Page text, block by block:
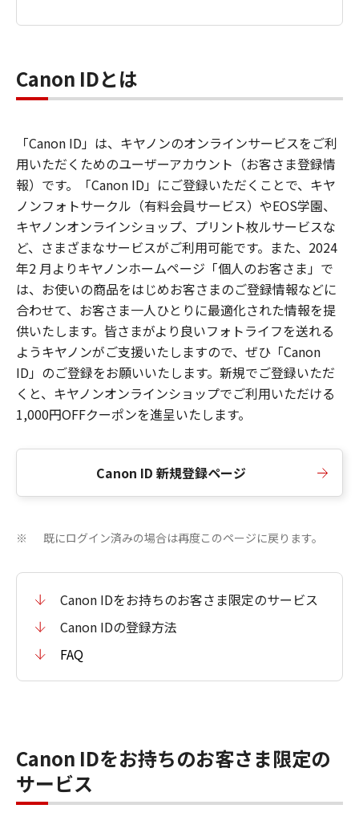
Canon IDとは
「Canon ID」は、キヤノンのオンラインサービスをご利
用いただくためのユーザーアカウント（お客さま登録情
報）です。「Canon ID」にご登録いただくことで、キヤ
ノンフォトサークル（有料会員サービス）やEOS学園、
キヤノンオンラインショップ、プリント枚ルサービスな
ど、さまざまなサービスがご利用可能です。また、2024
年2 月よりキヤノンホームページ「個人のお客さま」で
は、お使いの商品をはじめお客さまのご登録情報などに
合わせて、お客さま一人ひとりに最適化された情報を提
供いたします。皆さまがより良いフォトライフを送れる
ようキヤノンがご支援いたしますので、ぜひ「Canon
ID」のご登録をお願いいたします。新規でご登録いただ
くと、キヤノンオンラインショップでご利用いただける
1,000円OFFクーポンを進呈いたします。
Canon ID 新規登録ページ
※ 既にログイン済みの場合は再度このページに戻ります。
Canon IDをお持ちのお客さま限定のサービス
Canon IDの登録方法
FAQ
Canon IDをお持ちのお客さま限定の
サービス